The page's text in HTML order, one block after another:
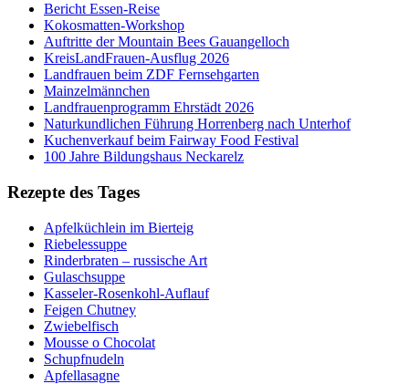
Bericht Essen-Reise
Kokosmatten-Workshop
Auftritte der Mountain Bees Gauangelloch
KreisLandFrauen-Ausflug 2026
Landfrauen beim ZDF Fernsehgarten
Mainzelmännchen
Landfrauenprogramm Ehrstädt 2026
Naturkundlichen Führung Horrenberg nach Unterhof
Kuchenverkauf beim Fairway Food Festival
100 Jahre Bildungshaus Neckarelz
Rezepte des Tages
Apfelküchlein im Bierteig
Riebelessuppe
Rinderbraten – russische Art
Gulaschsuppe
Kasseler-Rosenkohl-Auflauf
Feigen Chutney
Zwiebelfisch
Mousse o Chocolat
Schupfnudeln
Apfellasagne